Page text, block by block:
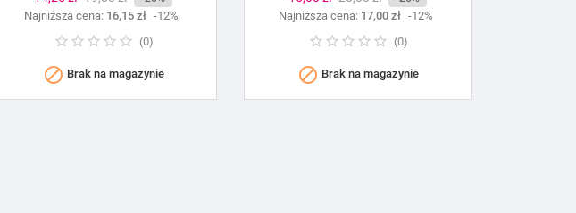
podstawowa
Najniższa cena: 16,15 zł -12%
(0)
 Brak na magazynie
podstawowa
Najniższa cena: 17,00 zł -12%
(0)
 Brak na magazynie